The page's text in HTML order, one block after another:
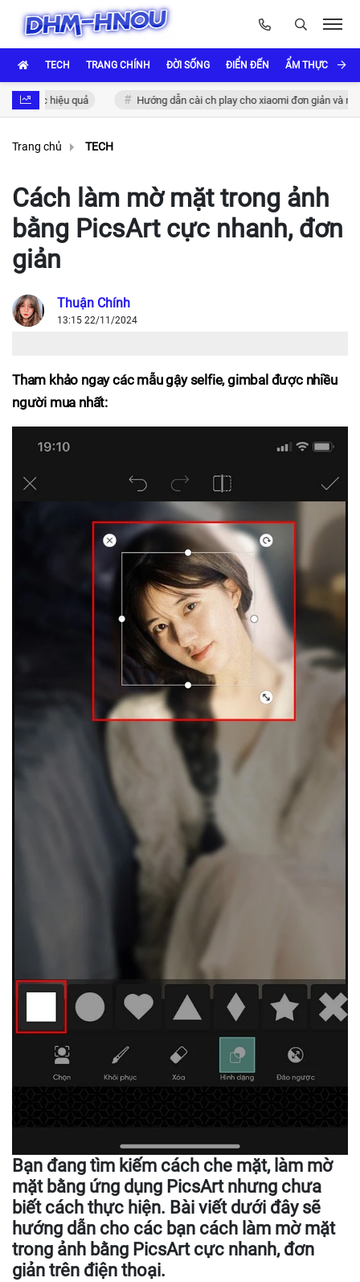
TECH TRANG CHÍNH ĐỜI SỐNG ĐIỂN ĐẾN ẨM THỰC VÀ
quả Hướng dẫn cài ch play cho xiaomi đơn giản và nhanh chóng
Trang chủ TECH
Cách làm mờ mặt trong ảnh
bằng PicsArt cực nhanh, đơn
giản
Thuận Chính
13:15 22/11/2024
Tham khảo ngay các mẫu gậy selfie, gimbal được nhiều
người mua nhất:
Bạn đang tìm kiếm cách che mặt, làm mờ
mặt bằng ứng dụng PicsArt nhưng chưa
biết cách thực hiện. Bài viết dưới đây sẽ
hướng dẫn cho các bạn cách làm mờ mặt
trong ảnh bằng PicsArt cực nhanh, đơn
giản trên điện thoại.